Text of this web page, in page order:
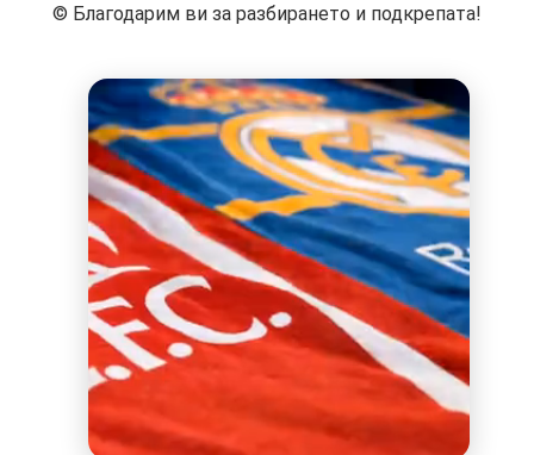
©️ Благодарим ви за разбирането и подкрепата!